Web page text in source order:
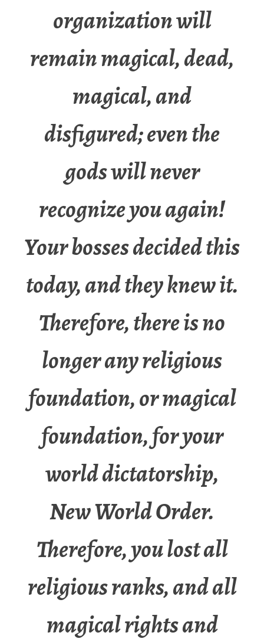
organization will
remain magical, dead,
magical, and
disfigured; even the
gods will never
recognize you again!
Your bosses decided this
today, and they knew it.
Therefore, there is no
longer any religious
foundation, or magical
foundation, for your
world dictatorship,
New World Order.
Therefore, you lost all
religious ranks, and all
magical rights and